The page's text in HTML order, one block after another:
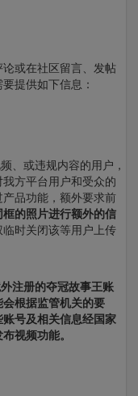
或在社区留言、发帖
提供如下信息：
、或违规内容的用户，
方平台用户和受众的
品功能，额外要求前
的照片进行额外的信
临时关闭该等用户上传
注册的夺冠故事王账
根据监管机关的要
号及相关信息经国家
视频功能。